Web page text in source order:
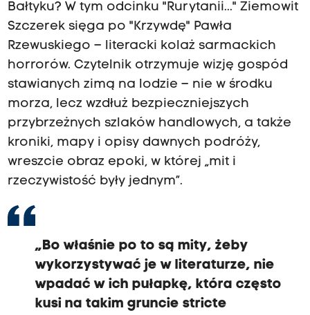
Bałtyku? W tym odcinku "Rurytanii..." Ziemowit
Szczerek sięga po "Krzywdę" Pawła
Rzewuskiego – literacki kolaż sarmackich
horrorów. Czytelnik otrzymuje wizję gospód
stawianych zimą na lodzie – nie w środku
morza, lecz wzdłuż bezpieczniejszych
przybrzeżnych szlaków handlowych, a także
kroniki, mapy i opisy dawnych podróży,
wreszcie obraz epoki, w której „mit i
rzeczywistość były jednym”.
„Bo właśnie po to są mity, żeby
wykorzystywać je w literaturze, nie
wpadać w ich pułapkę, która często
kusi na takim gruncie stricte